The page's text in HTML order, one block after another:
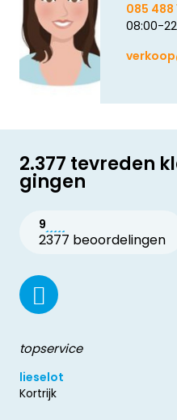
085 488
08:00-
2.377 tevreden
gingen
9
2377 beoordelingen
topservice
lieselot
Kortrijk